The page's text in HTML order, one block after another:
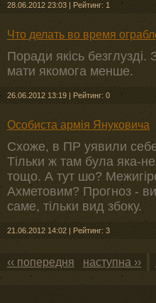
28.06.2012 23:03 | Рейтинг: 1
Что делать во время
Поради якісь
мати якомога менше.
26.06.2012 13:19 | Рейтинг: 0
Особиста армія Януковича
Схоже, в ПР уявили себе
Тільки ж там була яка-
тощо. А тут шо?
Ахметовим? Прогноз -
саме, тільки вид збоку.
21.06.2012 14:02 | Рейтинг: 3
‹‹ попередня наступна ››